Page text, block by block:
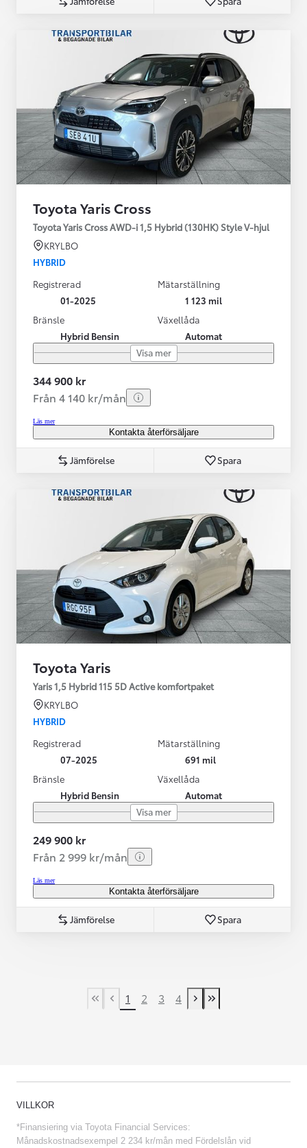
Toyota Yaris Cross
Toyota Yaris Cross AWD-i 1,5 Hybrid (130HK) Style V-hjul
KRYLBO
HYBRID
Registrerad
01-2025
Mätarställning
1 123 mil
Bränsle
Hybrid Bensin
Växellåda
Automat
Visa mer
344 900 kr
Från 4 140 kr/mån
Läs mer
Kontakta återförsäljare
Jämförelse Spara
Toyota Yaris
Yaris 1,5 Hybrid 115 5D Active komfortpaket
KRYLBO
HYBRID
Registrerad
07-2025
Mätarställning
691 mil
Bränsle
Hybrid Bensin
Växellåda
Automat
Visa mer
249 900 kr
Från 2 999 kr/mån
Läs mer
Kontakta återförsäljare
Jämförelse Spara
First Page
Previous page
1 2 3 4
Next page
Last Page
VILLKOR
*Finansiering via Toyota Financial Services:
Månadskostnadsexempel 2 234 kr/mån med Fördelslån vid